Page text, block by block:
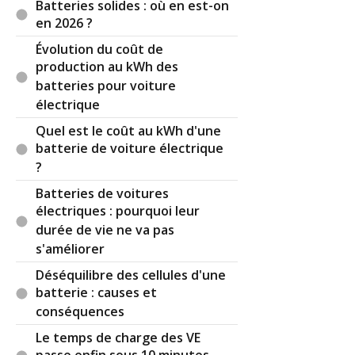
cimenterie......., cela dit sur les champs près de
chez moi, les éoliennes ont entre 15 et 20 ans
avec leurs pales d'origine...., où alors j'ai lourdé
l'opération de remplacement.
Pour la consommation d'eau, il y a pire et pas
grand monde pour en parler dont les écrans de
smart Phone, de tablette, d'ordinateur fixe ou
portable, de télévision et même maintenant
d'écran publicitai re.....:-) ,puis il y a aussi toute
l'eau utilisée pour l'es composants
électroniques...., et puis aussi les cellules
photovoltaïques..., et les jeans délavés ou pas on
en cause aussi....??, à ce niveau là c'est notre
modèle économique et sa consommation
effrénée qui est à remettre en cause, et de fait
plus un produit manufacturé dure mieux c'est
pour la planète et là nous nous rejoignons tout à
fait.
Batteries solides : où en est-on
en 2026 ?
Évolution du coût de
production au kWh des
batteries pour voiture
électrique
Quel est le coût au kWh d'une
batterie de voiture électrique
?
Batteries de voitures
électriques : pourquoi leur
durée de vie ne va pas
s'améliorer
Déséquilibre des cellules d'une
batterie : causes et
conséquences
Le temps de charge des VE